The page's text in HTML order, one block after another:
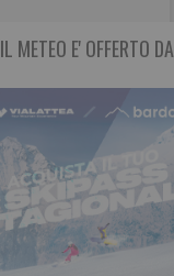
IL METEO E' OFFERTO DA